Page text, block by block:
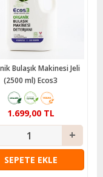
Bulaşık Makinesi Jeli
(2500 ml) Ecos3
1.699,00 TL
SEPETE EKLE